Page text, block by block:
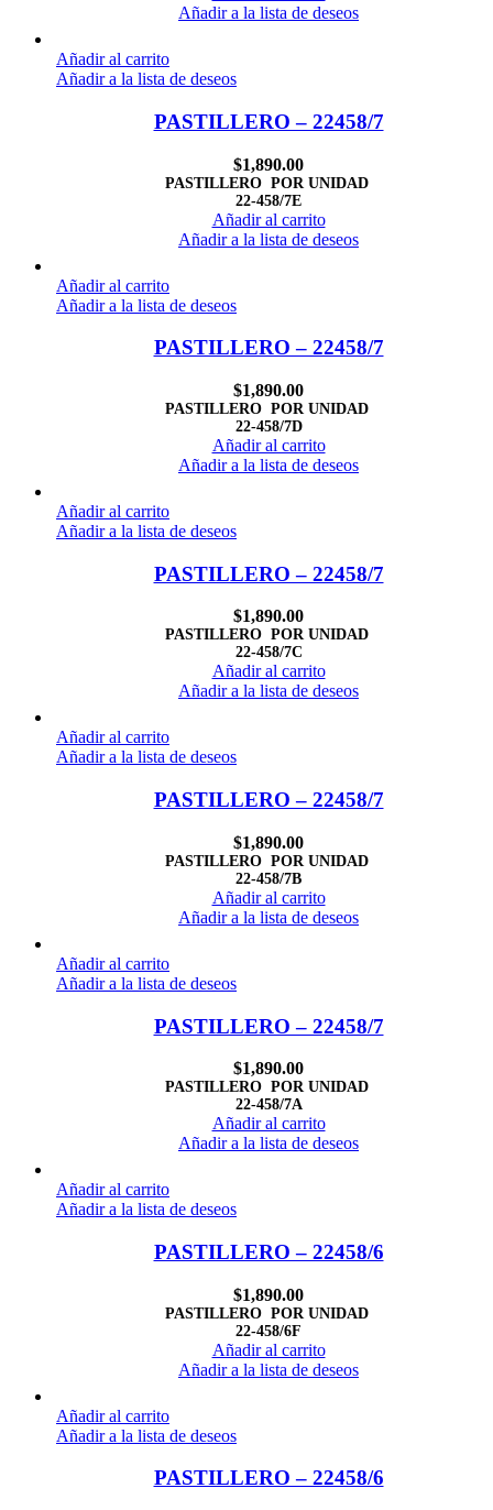
Añadir a la lista de deseos
Añadir al carrito
Añadir a la lista de deseos
PASTILLERO – 22458/7
$1,890.00
PASTILLERO POR UNIDAD
22-458/7E
Añadir al carrito
Añadir a la lista de deseos
Añadir al carrito
Añadir a la lista de deseos
PASTILLERO – 22458/7
$1,890.00
PASTILLERO POR UNIDAD
22-458/7D
Añadir al carrito
Añadir a la lista de deseos
Añadir al carrito
Añadir a la lista de deseos
PASTILLERO – 22458/7
$1,890.00
PASTILLERO POR UNIDAD
22-458/7C
Añadir al carrito
Añadir a la lista de deseos
Añadir al carrito
Añadir a la lista de deseos
PASTILLERO – 22458/7
$1,890.00
PASTILLERO POR UNIDAD
22-458/7B
Añadir al carrito
Añadir a la lista de deseos
Añadir al carrito
Añadir a la lista de deseos
PASTILLERO – 22458/7
$1,890.00
PASTILLERO POR UNIDAD
22-458/7A
Añadir al carrito
Añadir a la lista de deseos
Añadir al carrito
Añadir a la lista de deseos
PASTILLERO – 22458/6
$1,890.00
PASTILLERO POR UNIDAD
22-458/6F
Añadir al carrito
Añadir a la lista de deseos
Añadir al carrito
Añadir a la lista de deseos
PASTILLERO – 22458/6